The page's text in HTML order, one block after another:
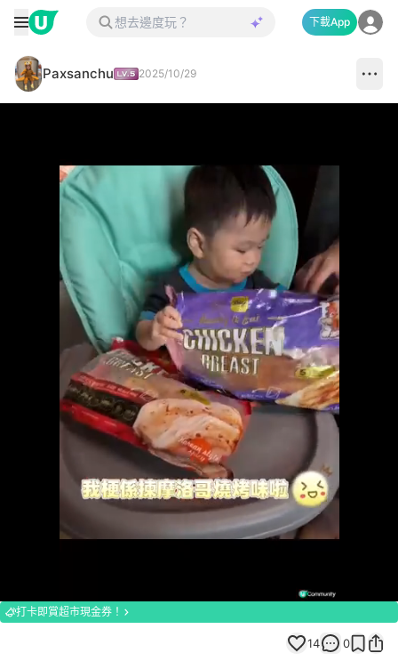
下載App
Paxsanchu 2025/10/29
100.00%
打卡即賞超市現金券！
14 0